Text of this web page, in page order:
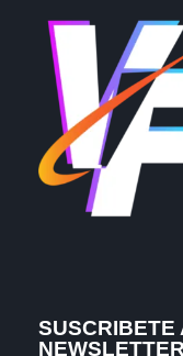
SUSCRIBETE
NEWSLETTER